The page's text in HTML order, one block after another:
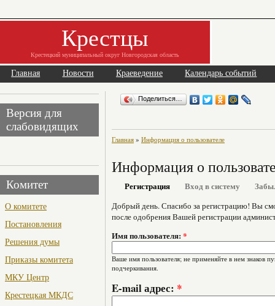
Крестцы
Крестецкий муниципальный округ Новгородская область
Главная Новости Краеведение Календарь событий
Версия для
слабовидящих
Комитет
О комитете
Постановления
Решения думы
Приказы комитета
МКУ Центр
Крестецкая МКДС
Поделиться…
Главная » Информация о пользователе
Информация о
Регистрация Вход в систему
Добрый день. Спасибо за регистрацию! Вы
после одобрения Вашей регистрации
Имя пользователя: *
Ваше имя пользователя; не применяйте в нем знаков
подчеркивания.
E-mail адрес: *